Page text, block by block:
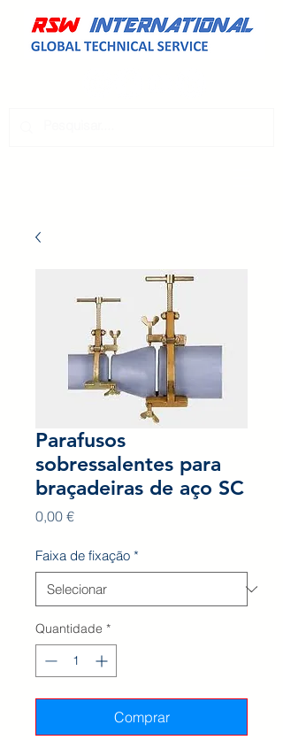
Parafusos
sobressalentes para
braçadeiras de aço SC
0,00 €Preço
Faixa de fixação *
Quantidade *
Comprar